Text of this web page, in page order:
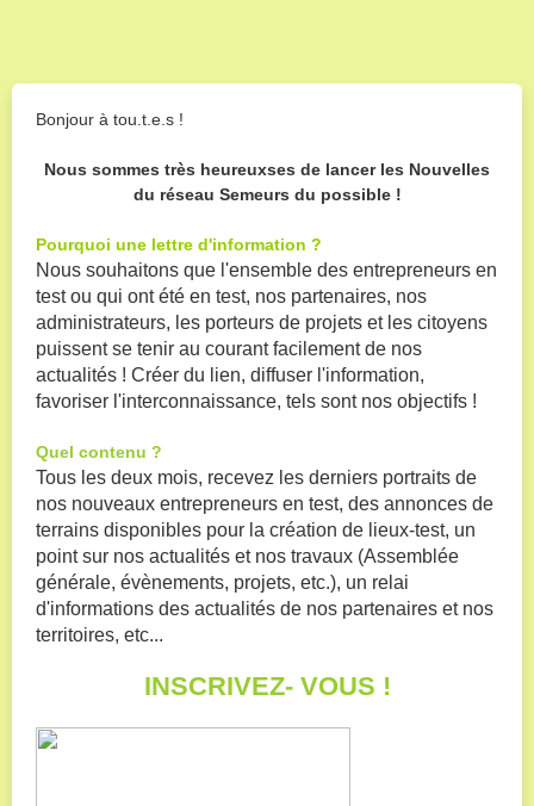
Bonjour à tou.t.e.s !
Nous sommes très heureuxses de lancer les Nouvelles
du réseau Semeurs du possible !
Pourquoi une lettre d'information ?
Nous souhaitons que l'ensemble des entrepreneurs en
test ou qui ont été en test, nos partenaires, nos
administrateurs, les porteurs de projets et les citoyens
puissent se tenir au courant facilement de nos
actualités ! Créer du lien, diffuser l'information,
favoriser l'interconnaissance, tels sont nos objectifs !
Quel contenu ?
Tous les deux mois, recevez les derniers portraits de
nos nouveaux entrepreneurs en test, des annonces de
terrains disponibles pour la création de lieux-test, un
point sur nos actualités et nos travaux (Assemblée
générale, évènements, projets, etc.), un relai
d'informations des actualités de nos partenaires et nos
territoires, etc...
INSCRIVEZ- VOUS !